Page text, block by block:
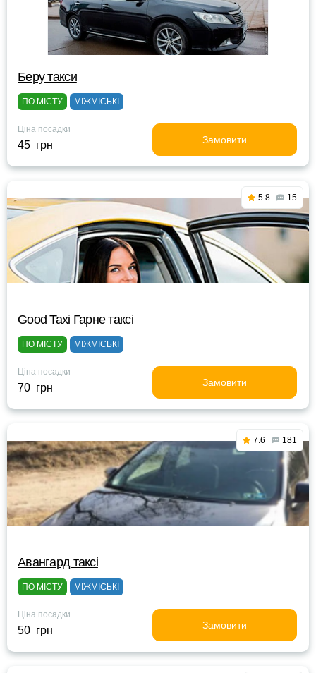
Беру такси
ПО МІСТУ МІЖМІСЬКІ
Ціна посадки
45 грн Замовити
5.8 15
Good Taxi Гарне таксi
ПО МІСТУ МІЖМІСЬКІ
Ціна посадки
70 грн Замовити
7.6 181
Авангард таксі
ПО МІСТУ МІЖМІСЬКІ
Ціна посадки
50 грн Замовити